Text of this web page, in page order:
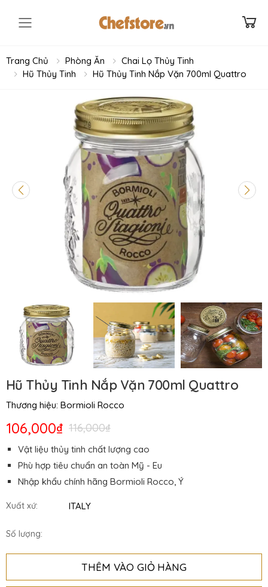
Toggle mobile menu
Trang Chủ Phòng Ăn
Chai Lọ Thủy Tinh
Hũ Thủy Tinh
Hũ Thủy Tinh Nắp Vặn 700ml Quattro
Hũ Thủy Tinh Nắp Vặn 700ml Quattro
Thương hiệu: Bormioli Rocco
106,000₫ 116,000₫
Vật liệu thủy tinh chất lượng cao
Phù hợp tiêu chuẩn an toàn Mỹ - Eu
Nhập khẩu chính hãng Bormioli Rocco, Ý
Xuất xứ: ITALY
Số lượng:
THÊM VÀO GIỎ HÀNG